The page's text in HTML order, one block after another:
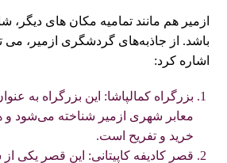
ازمیر هم مانند تمامیه مکان های
باشد. از جاذبه‌های گردشگری ازمیر، می
اشاره کرد:
بزرگراه کمالپاشا: این بزرگراه به
معابر شهری ازمیر شناخته می‌شود و
خرید و تفریح است.
قصر کادیفه کاپیتانی: این قصر یکی